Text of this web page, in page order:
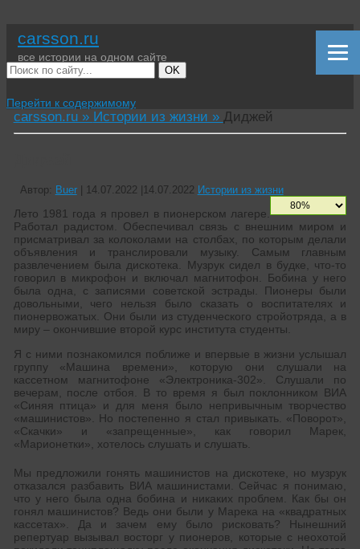
carsson.ru
все истории на одном сайте
OK
Перейти к содержимому
carsson.ru » Истории из жизни » Диджей
Автор: Buer | 14.07.2022 | 14.07.2022 Истории из жизни
Лето 1981 года я провел в пионерском лагере.
Работал радистом. Обеспечивал связь с внешним миром и
присматривал за колоколами на столбах, по которым делали
объявления и транслировали музыку. Самым главным
развлечением была дискотека. Музрук сидел в будке, что-то
говорил в микрофон и включал магнитофон. Бобина у него
была одна, с записями советской эстрады. Пионеры были
довольными, чего нельзя было сказать о воспитателях и
пионервожатых. Они были из студенческого стройотряда, а в
миру – окончившие второй курс института студенты.
Я с ними познакомился поближе и впервые в жизни услышал
группу «Машина времени», которую они слушали на
кассетном магнитофоне «Электроника-302». Слушали по
вечерам, после отбоя. В то время я был поклонником ВИА
«Синяя птица» и для меня было непривычным творчество
«машинистов». Но постепенно я стал привыкать. «Поворот»,
«Скачки» и «запрещенные», как говорил Марек,
«Марионетки», хотелось слушать и слушать.
Мы предложили гонять машинистов на дискотеке, но музрук
отказался разбавить ВИА машинистами. Сейчас я понимаю,
что у него была одна бобина и никаких проблем. Как бы он
гонял машинистов? Ведь они были у Марека на «квадратных
кассетах». Да и зачем ему было рисковать? Нынешний
репертуар вызывал восторг у пионеров, которые с неохотой